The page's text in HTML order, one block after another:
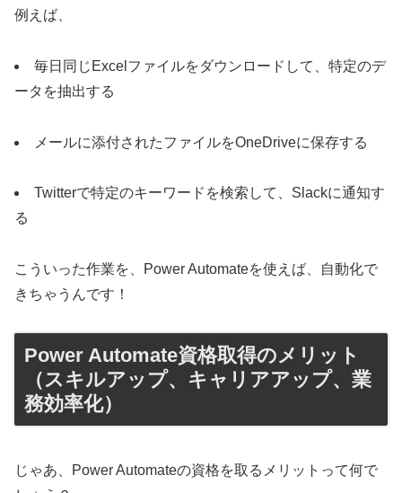
例えば、
毎日同じExcelファイルをダウンロードして、特定のデ
ータを抽出する
メールに添付されたファイルをOneDriveに保存する
Twitterで特定のキーワードを検索して、Slackに通知す
る
こういった作業を、Power Automateを使えば、自動化で
きちゃうんです！
Power Automate資格取得のメリット
（スキルアップ、キャリアアップ、業
務効率化）
じゃあ、Power Automateの資格を取るメリットって何で